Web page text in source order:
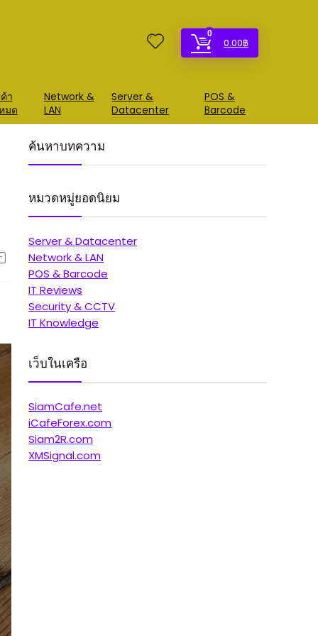
0
0.00฿
า
มด
Network &
LAN
Server &
Datacenter
POS &
Barcode
ค้นหาบทความ
หมวดหมู่ยอดนิยม
Server & Datacenter
Network & LAN
POS & Barcode
IT Reviews
Security & CCTV
IT Knowledge
เว็บในเครือ
SiamCafe.net
iCafeForex.com
Siam2R.com
XMSignal.com